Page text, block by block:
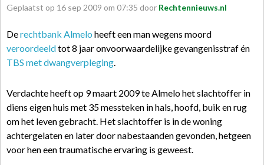
Geplaatst op 16 sep 2009 om 07:35 door Rechtennieuws.nl
Derechtbank Almelo heeft een man wegens moord
veroordeeldtot 8 jaar onvoorwaardelijke gevangenisstraf én
TBS met dwangverpleging.
Verdachte heeft op 9 maart 2009 te Almelo het slachtoffer in
diens eigen huis met 35 messteken in hals, hoofd, buik en rug
om het leven gebracht. Het slachtoffer is in de woning
achtergelaten en later door nabestaanden gevonden, hetgeen
voor hen een traumatische ervaring is geweest.